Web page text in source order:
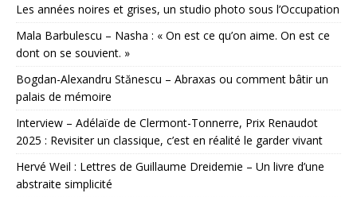
Les années noires et grises, un studio photo sous l’Occupation
Mala Barbulescu – Nasha : « On est ce qu’on aime. On est ce
dont on se souvient. »
Bogdan-Alexandru Stănescu – Abraxas ou comment bâtir un
palais de mémoire
Interview – Adélaïde de Clermont-Tonnerre, Prix Renaudot
2025 : Revisiter un classique, c’est en réalité le garder vivant
Hervé Weil : Lettres de Guillaume Dreidemie – Un livre d’une
abstraite simplicité